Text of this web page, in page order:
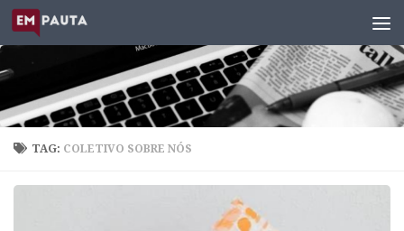
Skip to content
TAG: COLETIVO SOBRE NÓS